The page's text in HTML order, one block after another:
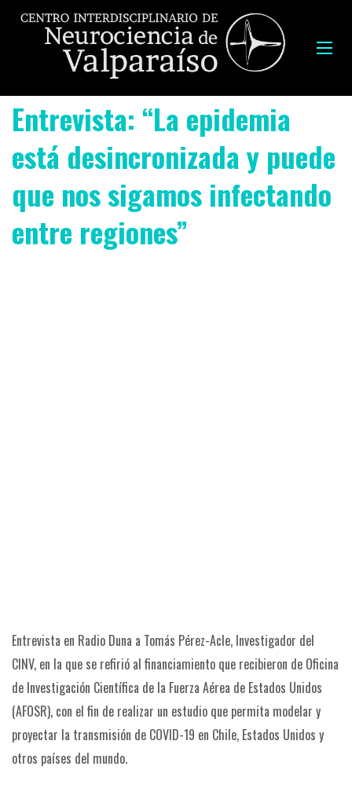
Entrevista: “La epidemia
está desincronizada y puede
que nos sigamos infectando
entre regiones”
Entrevista en Radio Duna a Tomás Pérez-Acle, Investigador del
CINV, en la que se refirió al financiamiento que recibieron de Oficina
de Investigación Científica de la Fuerza Aérea de Estados Unidos
(AFOSR), con el fin de realizar un estudio que permita modelar y
proyectar la transmisión de COVID-19 en Chile, Estados Unidos y
otros países del mundo.